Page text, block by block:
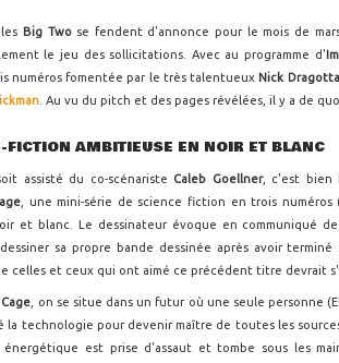
Big Two se fendent d'annonce pour le mois de
le jeu des sollicitations. Avec au programme d'
numéros fomentée par le très talentueux Nick Dragotta
. Au vu du pitch et des pages révélées, il y a de
FICTION AMBITIEUSE EN NOIR ET BLANC
assisté du co-scénariste Caleb Goellner, c'est bien
, une mini-série de science fiction en trois
et blanc. Le dessinateur évoque en communiqué
sa propre bande dessinée après avoir terminé
celles et ceux qui ont aimé ce précédent titre devrait
, on se situe dans un futur où une seule personne
la technologie pour devenir maître de toutes les
énergétique est prise d'assaut et tombe sous les